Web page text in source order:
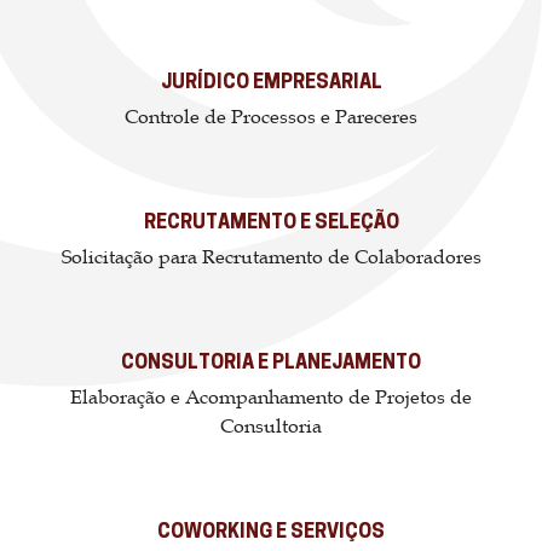
JURÍDICO EMPRESARIAL
Controle de Processos e Pareceres
RECRUTAMENTO E SELEÇÃO
Solicitação para Recrutamento de Colaboradores
CONSULTORIA E PLANEJAMENTO
Elaboração e Acompanhamento de Projetos de
Consultoria
COWORKING E SERVIÇOS